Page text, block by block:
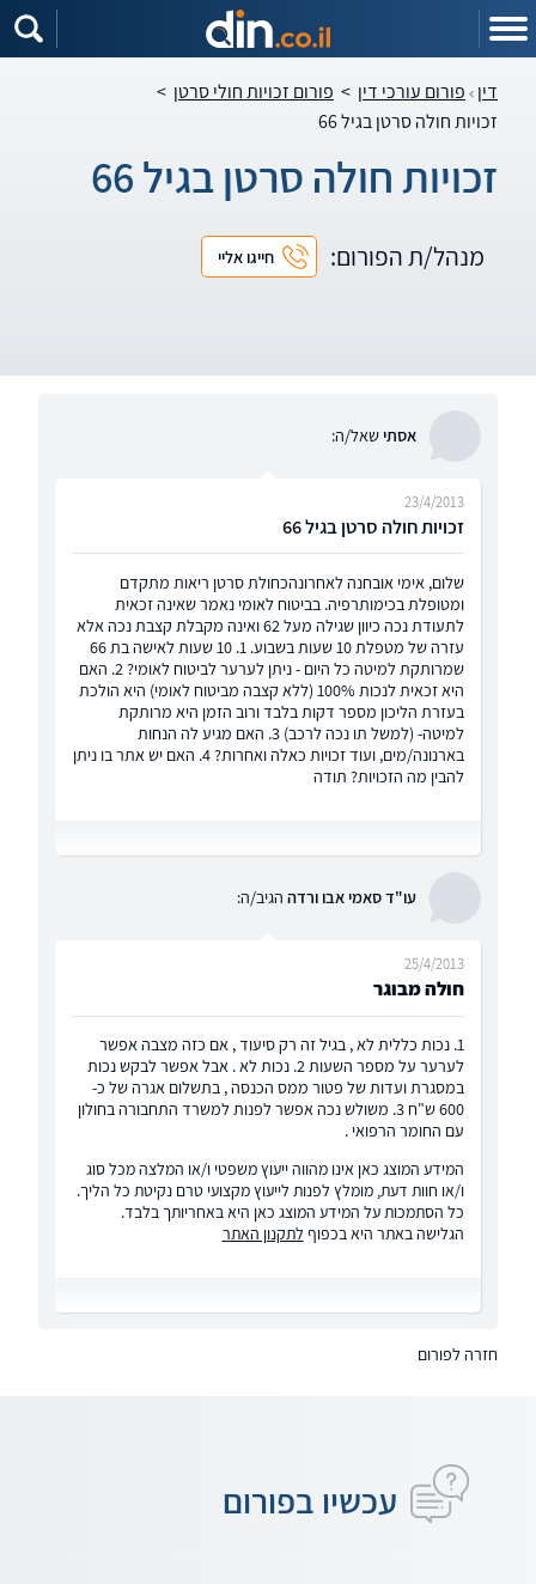
דין פורום עורכי דין > פורום זכויות חולי סרטן >
זכויות חולה סרטן בגיל 66
זכויות חולה סרטן בגיל 66
מנהל/ת הפורום: חייגו אליי
אסתישאל/ה:
זכויות חולה סרטן בגיל 66
23/4/2013
שלום, אימי אובחנה לאחרונהכחולת סרטן ריאות מתקדם
ומטופלת בכימותרפיה. בביטוח לאומי נאמר שאינה זכאית
לתעודת נכה כיוון שגילה מעל 62 ואינה מקבלת קצבת נכה אלא
עזרה של מטפלת 10 שעות בשבוע. 1. 10 שעות לאישה בת 66
שמרותקת למיטה כל היום - ניתן לערער לביטוח לאומי? 2. האם
היא זכאית לנכות 100% (ללא קצבה מביטוח לאומי) היא הולכת
בעזרת הליכון מספר דקות בלבד ורוב הזמן היא מרותקת
למיטה- (למשל תו נכה לרכב) 3. האם מגיע לה הנחות
בארנונה/מים, ועוד זכויות כאלה ואחרות? 4. האם יש אתר בו ניתן
להבין מה הזכויות? תודה
עו"ד סאמי אבו ורדה הגיב/ה:
חולה מבוגר
25/4/2013
1. נכות כללית לא , בגיל זה רק סיעוד , אם כזה מצבה אפשר
לערער על מספר השעות 2. נכות לא . אבל אפשר לבקש נכות
במסגרת ועדות של פטור ממס הכנסה , בתשלום אגרה של כ-
600 ש"ח 3. משולש נכה אפשר לפנות למשרד התחבורה בחולון
עם החומר הרפואי .
המידע המוצג כאן אינו מהווה ייעוץ משפטי ו/או המלצה מכל סוג
ו/או חוות דעת, מומלץ לפנות לייעוץ מקצועי טרם נקיטת כל הליך.
כל הסתמכות על המידע המוצג כאן היא באחריותך בלבד.
הגלישה באתר היא בכפוף לתקנון האתר
חזרה לפורום
עכשיו בפורום